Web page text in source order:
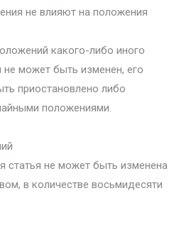
не влияют на положения
какого-либо иного
может быть изменен, его
приостановлено либо
положениями.
статья не может быть изменена
в количестве восьмидесяти